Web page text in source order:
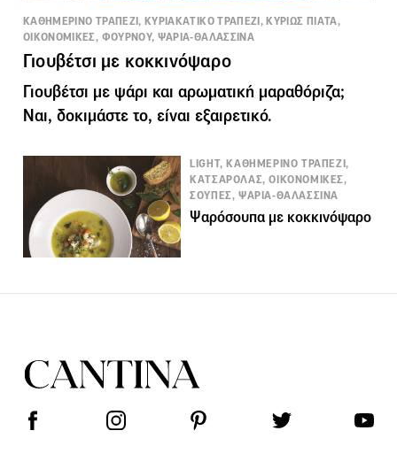
ΚΑΘΗΜΕΡΙΝΟ ΤΡΑΠΕΖΙ, ΚΥΡΙΑΚΑΤΙΚΟ ΤΡΑΠΕΖΙ, ΚΥΡΙΩΣ ΠΙΑΤΑ,
ΟΙΚΟΝΟΜΙΚΕΣ, ΦΟΥΡΝΟΥ, ΨΑΡΙΑ-ΘΑΛΑΣΣΙΝΑ
Γιουβέτσι με κοκκινόψαρο
Γιουβέτσι με ψάρι και αρωματική μαραθόριζα;
Ναι, δοκιμάστε το, είναι εξαιρετικό.
LIGHT, ΚΑΘΗΜΕΡΙΝΟ ΤΡΑΠΕΖΙ,
ΚΑΤΣΑΡΟΛΑΣ, ΟΙΚΟΝΟΜΙΚΕΣ,
ΣΟΥΠΕΣ, ΨΑΡΙΑ-ΘΑΛΑΣΣΙΝΑ
Ψαρόσουπα με κοκκινόψαρο